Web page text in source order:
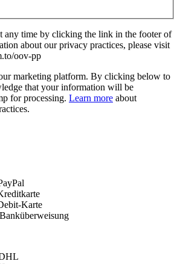
any time by clicking the link in the footer of
about our privacy practices, please visit
oov-pp
marketing platform. By clicking below to
that your information will be
for processing. Learn more about